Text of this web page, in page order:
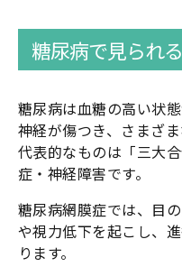
糖尿病で見られ
糖尿病は血糖の高い状
神経が傷つき、さまざ
代表的なものは「三大
症・神経障害です。
糖尿病網膜症では、目
や視力低下を起こし、
ります。